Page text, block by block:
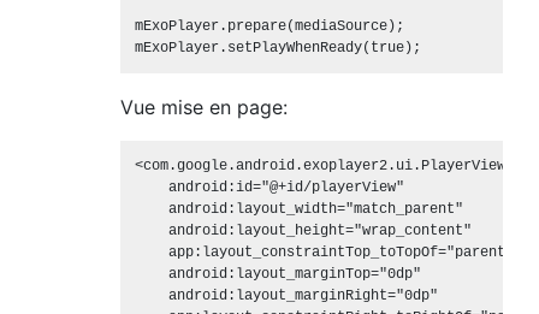
mExoPlayer.prepare(mediaSource);
Vue mise en page:
<com.google.android.exoplayer2.ui.PlayerView
    android:id="@+id/playerView"
    android:layout_width="match_parent"
    android:layout_height="wrap_content"
    app:layout_constraintTop_toTopOf="parent"
    android:layout_marginTop="0dp"
    android:layout_marginRight="0dp"